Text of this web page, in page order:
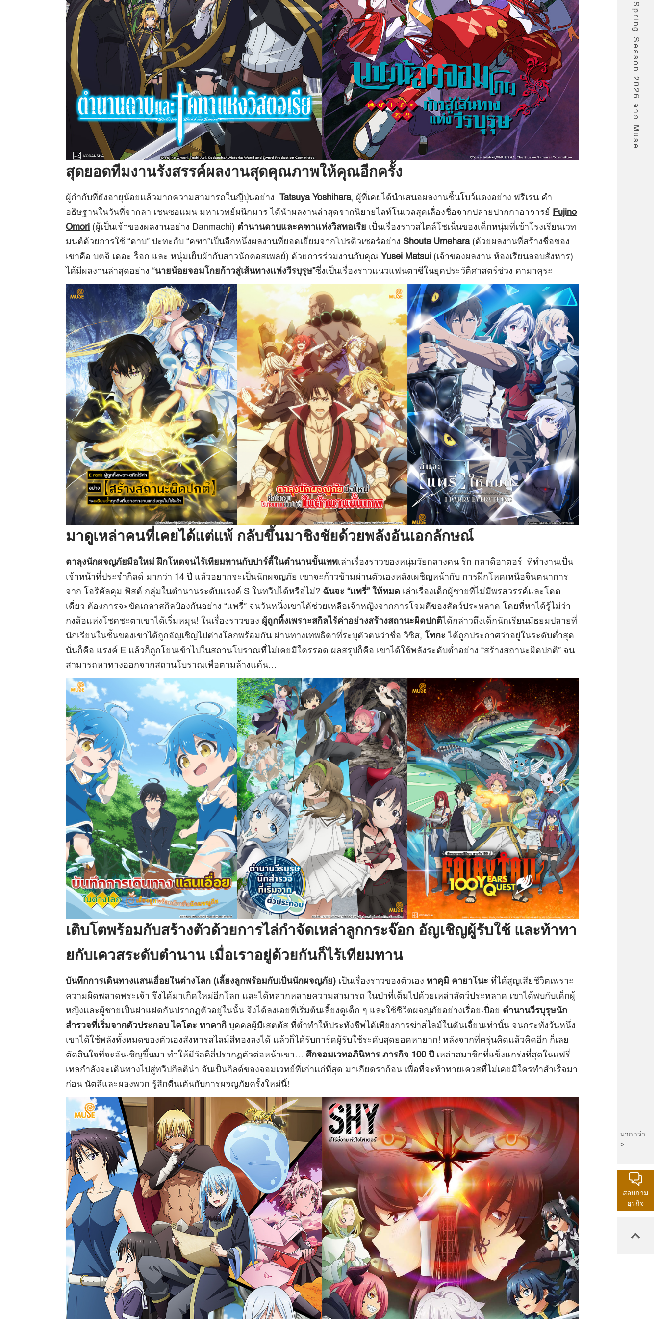
สุดยอดทีมงานรังสรรค์ผลงานสุดคุณภาพให้คุณอีกครั้ง
ผู้กำกับที่ยังอายุน้อยแล้วมากความสามารถในญี่ปุ่นอย่างTatsuya Yoshihara, ผู้ที่เคยได้นำเสนอผลงานชิ้นโบว์แดงอย่าง ฟรีเรน คำ
อธิษฐานในวันที่จากลา เชนซอแมน มหาเวทย์ผนึกมาร ได้นำผลงานล่าสุดจากนิยายไลท์โนเวลสุดเลื่องชื่อจากปลายปากกาอาจารย์
Fujino
Omori (ผู้เป็นเจ้าของผลงานอย่าง Danmachi) ตำนานดาบและคฑาแห่งวิสทอเรีย เป็นเรื่องราวสไตล์โชเน็นของเด็กหนุ่มที่เข้าโรงเรียนเวท
มนต์ด้วยการใช้ “ดาบ” ปะทะกับ “คฑา”เป็นอีกหนึ่งผลงานที่ยอดเยี่ยมจากโปรดิวเซอร์อย่าง Shouta Umehara (ด้วยผลงานที่สร้างชื่อของ
เขาคือ บตจิ เดอะ ร็อก และ หนุ่มเย็บผ้ากับสาวนักคอสเพลย์) ด้วยการร่วมงานกับคุณ Yusei Matsui (เจ้าของผลงาน ห้องเรียนลอบสังหาร)
ได้มีผลงานล่าสุดอย่าง “นายน้อยจอมโกยก้าวสู่เส้นทางแห่งวีรบุรุษ”ซึ่งเป็นเรื่องราวแนวแฟนตาซีในยุคประวัติศาสตร์ช่วง คามาคุระ
มาดูเหล่าคนที่เคยได้แต่แพ้ กลับขึ้นมาชิงชัยด้วยพลังอันเอกลักษณ์
ตาลุงนักผจญภัยมือใหม่ ฝึกโหดจนไร้เทียมทานกับปาร์ตี้ในตำนานขั้นเทพเล่าเรื่องราวของหนุ่มวัยกลางคน ริก กลาดิอาตอร์ ที่ทำงานเป็น
เจ้าหน้าที่ประจำกิลด์ มากว่า 14 ปี แล้วอยากจะเป็นนักผจญภัย เขาจะก้าวข้ามผ่านตัวเองหลังเผชิญหน้ากับ การฝึกโหดเหนือจินตนาการ
จาก โอริคัลคุม ฟิสต์ กลุ่มในตำนานระดับแรงค์ S ในทวีปได้หรือไม่? ฉันจะ “แพรี่” ให้หมด เล่าเรื่องเด็กผู้ชายที่ไม่มีพรสวรรค์และโดด
เดี่ยว ต้องการจะขัดเกลาสกิลป้องกันอย่าง “แพรี่” จนวันหนึ่งเขาได้ช่วยเหลือเจ้าหญิงจากการโจมตีของสัตว์ประหลาด โดยที่หาได้รู้ไม่ว่า
กงล้อแห่งโชคชะตาเขาได้เริ่มหมุน! ในเรื่องราวของ ผู้ถูกทิ้งเพราะสกิลไร้ค่าอย่างสร้างสถานะผิดปกติ ได้กล่าวถึงเด็กนักเรียนมัธยมปลายที่
นักเรียนในชั้นของเขาได้ถูกอัญเชิญไปต่างโลกพร้อมกัน ผ่านทางเทพธิดาที่ระบุตัวตนว่าชื่อ วิซิส, โทกะ ได้ถูกประกาศว่าอยู่ในระดับต่ำสุด
นั่นก็คือ แรงค์ E แล้วก็ถูกโยนเข้าไปในสถานโบราณที่ไม่เคยมีใครรอด ผลสรุปก็คือ เขาได้ใช้พลังระดับต่ำอย่าง “สร้างสถานะผิดปกติ” จน
สามารถหาทางออกจากสถานโบราณเพื่อตามล้างแค้น…
เติบโตพร้อมกับสร้างตัวด้วยการไล่กำจัดเหล่าลูกกระจ๊อก อัญเชิญผู้รับใช้ และท้าทา
ยกับเควสระดับตำนาน เมื่อเราอยู่ด้วยกันก็ไร้เทียมทาน
บันทึกการเดินทางแสนเอื่อยในต่างโลก (เลี้ยงลูกพร้อมกับเป็นนักผจญภัย) เป็นเรื่องราวของตัวเอง ทาคุมิ คายาโนะที่ได้สูญเสียชีวิตเพราะ
ความผิดพลาดพระเจ้า จึงได้มาเกิดใหม่อีกโลก และได้หลากหลายความสามารถ ในป่าที่เต็มไปด้วยเหล่าสัตว์ประหลาด เขาได้พบกับเด็กผู้
หญิงและผู้ชายเป็นฝาแฝดกันปรากฏตัวอยู่ในนั้น จึงได้ลงเอยที่เริ่มต้นเลี้ยงดูเด็ก ๆ และใช้ชีวิตผจญภัยอย่างเรื่อยเปื่อย ตำนานวีรบุรุษนัก
สำรวจที่เริ่มจากตัวประกอบ ไคโตะ ทาคากิบุคคลผู้มีเสตตัส ที่ต่ำทำให้ประทังชีพได้เพียงการฆ่าสไลม์ในดันเจี้ยนเท่านั้น จนกระทั่งวันหนึ่ง
เขาได้ใช้พลังทั้งหมดของตัวเองสังหารสไลม์สีทองลงได้ แล้วก็ได้รับการ์ดผู้รับใช้ระดับสุดยอดหายาก! หลังจากที่ครุ่นคิดแล้วคิดอีก ก็เลย
ตัดสินใจที่จะอันเชิญขึ้นมา ทำให้มีวัลคิลี่ปรากฏตัวต่อหน้าเขา… ศึกจอมเวทอภินิหาร ภารกิจ 100 ปี เหล่าสมาชิกที่แข็งแกร่งที่สุดในแฟรี่
เทลกำลังจะเดินทางไปสู่ทวีปกิลติน่า อันเป็นกิลด์ของจอมเวทย์ที่เก่าแก่ที่สุด มาเกียดราก้อน เพื่อที่จะท้าทายเควสที่ไม่เคยมีใครทำสำเร็จมา
ก่อน นัตสึและผองพวก รู้สึกตื่นเต้นกับการผจญภัยครั้งใหม่นี้!
รายชื่ออนิเมะ Spring Season 2026 จาก Muse
มากกว่า
>
สอบถาม
ธุรกิจ